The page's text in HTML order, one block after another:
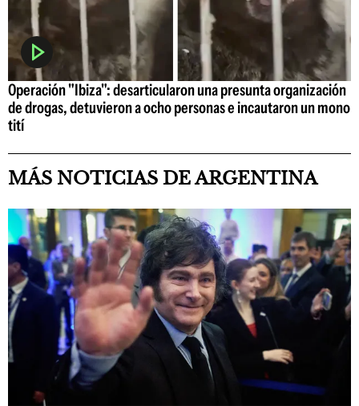
Operación "Ibiza": desarticularon una presunta organización
de drogas, detuvieron a ocho personas e incautaron un mono
tití
MÁS NOTICIAS DE ARGENTINA